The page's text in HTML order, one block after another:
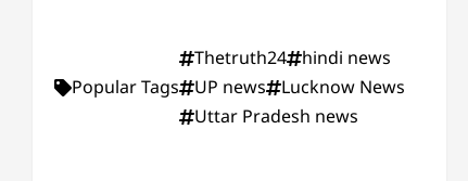
Popular Tags
Thetruth24
hindi news
UP news
Lucknow News
Uttar Pradesh news